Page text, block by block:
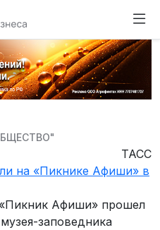
ТАСС
на «Пикнике Афиши» в
Афиши» прошел
заповедника